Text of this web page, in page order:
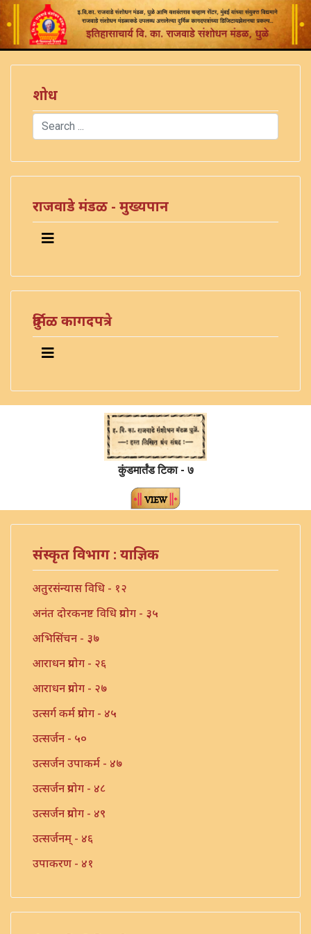
शोध
Search
राजवाडे मंडळ - मुख्यपान
दुर्मिळ कागदपत्रे
कुंडमार्तंड टिका - ७
संस्कृत विभाग : याज्ञिक
अतुरसंन्यास विधि - १२
अनंत दोरकनष्ट विधि प्रयोग - ३५
अभिसिंचन - ३७
आराधन प्रयोग - २६
आराधन प्रयोग - २७
उत्सर्ग कर्म प्रयोग - ४५
उत्सर्जन - ५०
उत्सर्जन उपाकर्म - ४७
उत्सर्जन प्रयोग - ४८
उत्सर्जन प्रयोग - ४९
उत्सर्जनम् - ४६
उपाकरण - ४१
उपाकर्म - ४३